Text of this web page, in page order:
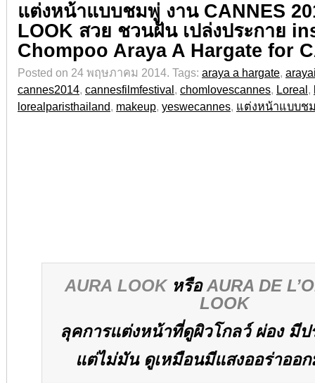
แต่งหน้าแบบชมพู่ งาน CANNES
LOOK สวย ชวนฝัน เปล่งประกาย
Chompoo Araya A Hargate for
Posted on 24 พฤษภาคม 2014. Tags: araya a hargate,
cannes2014, cannesfilmfestival, chomlovescannes, Loreal,
lorealparisthailand, makeup, yeswecannes, แต่งหน้าแบบช
AURA LOOKหรือAURA DE
LOOK
ลุคการแต่งหน้าที่ดูผิวโกลว์ ผ่อง มีป
แต่ไม่มัน ดูเหมือนมีแสงออร่าออ